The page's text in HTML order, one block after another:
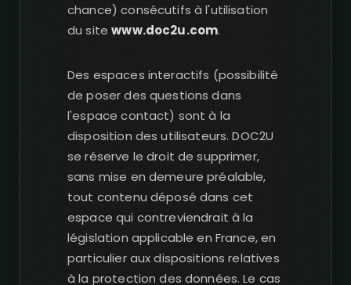
chance) consécutifs à l'utilisation
du sitewww.doc2u.com.
Des espaces interactifs (possibilité
de poser des questions dans
l'espace contact) sont à la
disposition des utilisateurs. DOC2U
se réserve le droit de supprimer,
sans mise en demeure préalable,
tout contenu déposé dans cet
espace qui contreviendrait à la
législation applicable en France, en
particulier aux dispositions relatives
à la protection des données. Le cas